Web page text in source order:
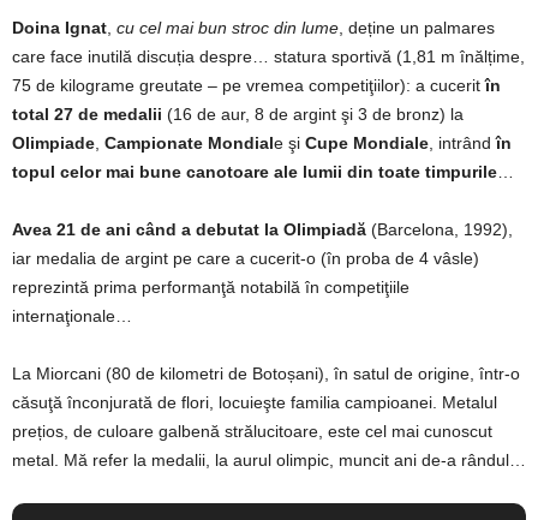
Doina Ignat cu cel mai bun stroc din lume deține un palmares
care face inutilă discuția despre… statura sportivă (1,81 m înălțime,
75 de kilograme greutate – pe vremea competiţiilor): a cuceritîn
total 27 de medalii (16 de aur, 8 de argint şi 3 de bronz) la
Olimpiade Campionate Mondiale şi Cupe Mondiale , intrândîn
topul celor mai bune canotoare ale lumii din toate timpurile
Avea 21 de ani când a debutat la Olimpiadă (Barcelona, 1992),
iar medalia de argint pe care a cucerit-o (în proba de 4 vâsle)
reprezintă prima performanţă notabilă în competiţiile
internaţionale…
La Miorcani (80 de kilometri de Botoșani), în satul de origine, într-o
căsuţă înconjurată de flori, locuieşte familia campioanei. Metalul
prețios, de culoare galbenă strălucitoare, este cel mai cunoscut
metal. Mă refer la medalii, la aurul olimpic, muncit ani de-a rândul…